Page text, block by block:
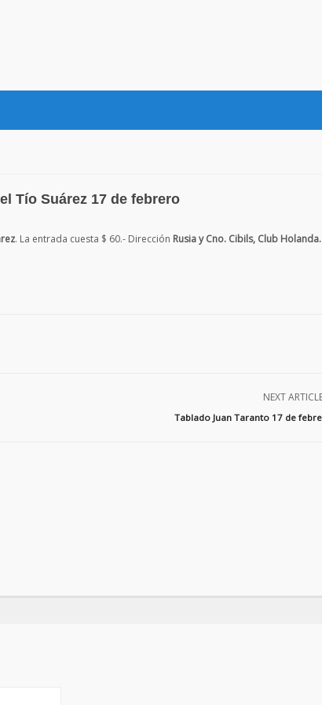
Tío Suárez 17 de febrero
. La entrada cuesta $ 60.- Dirección Rusia y Cno. Cibils, Club Holanda.
NEXT
Tablado Juan Taranto 17 de